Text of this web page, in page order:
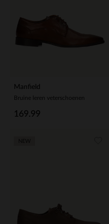
Manfield
Bruine leren veterschoenen
169.99